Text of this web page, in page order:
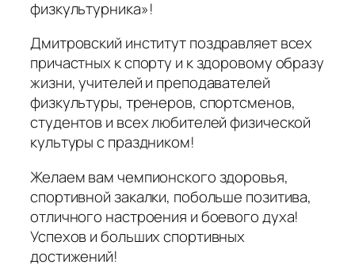
физкультурника»!
Дмитровский институт поздравляет всех
причастных к спорту и к здоровому образу
жизни, учителей и преподавателей
физкультуры, тренеров, спортсменов,
студентов и всех любителей физической
культуры с праздником!
Желаем вам чемпионского здоровья,
спортивной закалки, побольше позитива,
отличного настроения и боевого духа!
Успехов и больших спортивных
достижений!